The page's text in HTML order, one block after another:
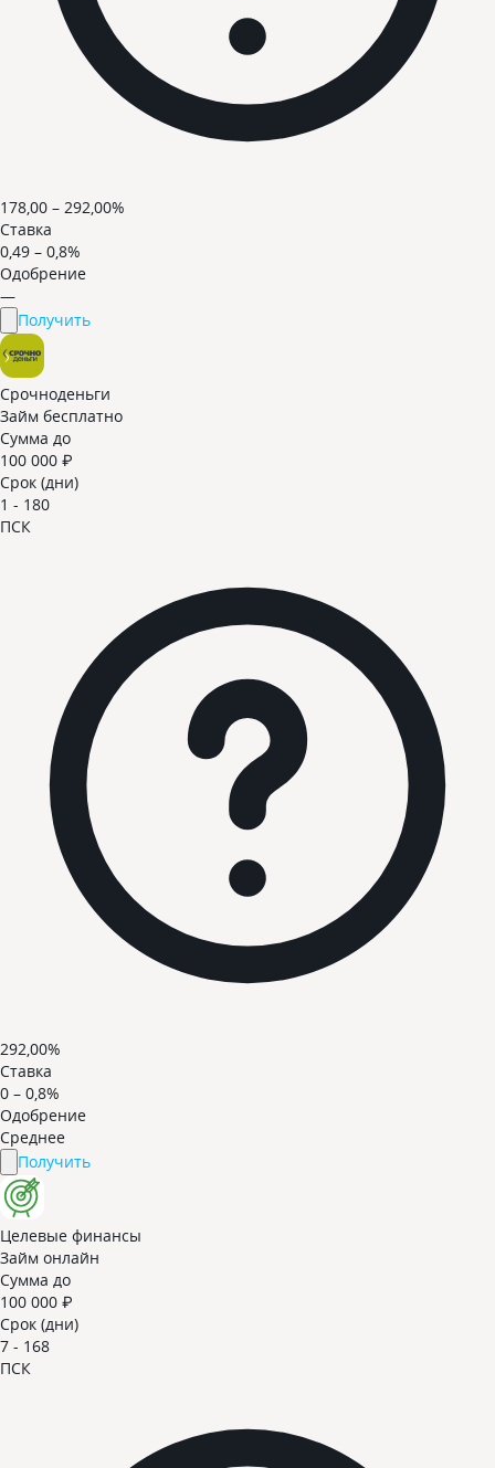
178,00 – 292,00%
Ставка
0,49 – 0,8%
Одобрение
—
Получить
Срочноденьги
Займ бесплатно
Сумма до
100 000 ₽
Срок (дни)
1 - 180
ПСК
292,00%
Ставка
0 – 0,8%
Одобрение
Среднее
Получить
Целевые финансы
Займ онлайн
Сумма до
100 000 ₽
Срок (дни)
7 - 168
ПСК